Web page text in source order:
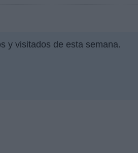
y visitados de esta semana.